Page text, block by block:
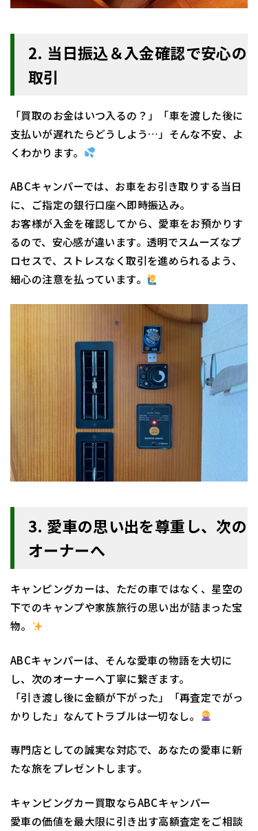
2. 当日振込＆入金確認で安心の
取引
「買取のお金はいつ入るの？」「車を渡した後に
支払いが遅れたらどうしよう…」そんな不安、よ
くわかります。
ABCキャンパーでは、お車をお引き取りする当日
に、ご指定の銀行口座へ即時振込み。
お客様が入金を確認してから、愛車をお預かりす
るので、安心感が違います。透明でスムーズなプ
ロセスで、ストレスなく取引を進められるよう、
細心の注意を払っています。
3. 愛車の思い出を尊重し、次の
オーナーへ
キャンピングカーは、ただの車ではなく、星空の
下でのキャンプや家族旅行の思い出が詰まった宝
物。
ABCキャンパーは、そんな愛車の物語を大切に
し、次のオーナーへ丁寧に繋ぎます。
「引き渡し後に金額が下がった」「再査定でがっ
かりした」なんてトラブルは一切なし。
専門店としての誠実な対応で、あなたの愛車に新
たな旅をプレゼントします。
キャンピングカー買取ならABCキャンパー
愛車の価値を最大限に引き出す高額査定をご相談